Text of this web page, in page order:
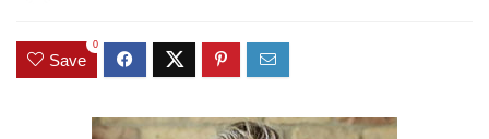
Save
0